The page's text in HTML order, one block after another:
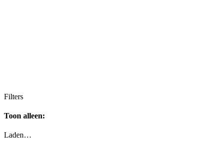
Filters
Toon alleen:
Laden…